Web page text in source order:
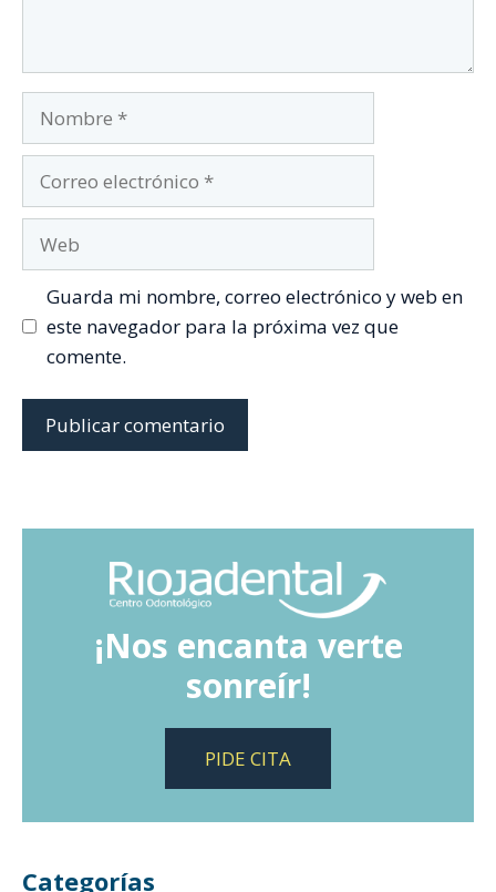
Guarda mi nombre, correo electrónico y web en
este navegador para la próxima vez que
comente.
¡Nos encanta verte
sonreír!
PIDE CITA
Categorías